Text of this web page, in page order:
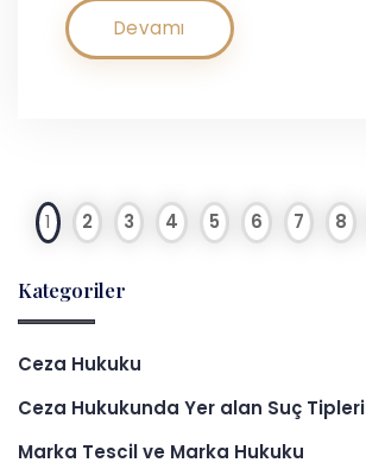
Devamı
1 2 3 4 5 6 7 8
Kategoriler
Ceza Hukuku
Ceza Hukukunda Yer alan Suç Tipleri
Marka Tescil ve Marka Hukuku